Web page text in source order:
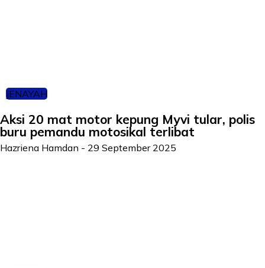
JENAYAH
Aksi 20 mat motor kepung Myvi tular, polis
buru pemandu motosikal terlibat
Hazriena Hamdan - 29 September 2025